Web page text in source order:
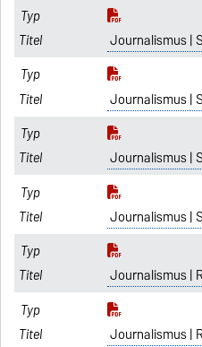
Journalismus |
Journalismus |
Journalismus |
Journalismus |
Journalismus |
Journalismus |